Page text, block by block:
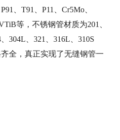
、T91、P11、Cr5Mo、
等，不锈钢管材质为201、
304L、321、316L、310S
全，真正实现了无缝钢管一